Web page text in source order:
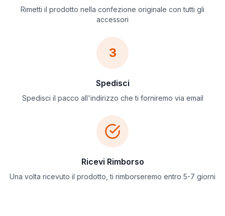
Rimetti il prodotto nella confezione originale con tutti gli
accessori
3
Spedisci
Spedisci il pacco all'indirizzo che ti forniremo via email
Ricevi Rimborso
Una volta ricevuto il prodotto, ti rimborseremo entro 5-7 giorni